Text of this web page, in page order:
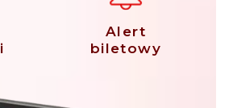
Alert
biletowy